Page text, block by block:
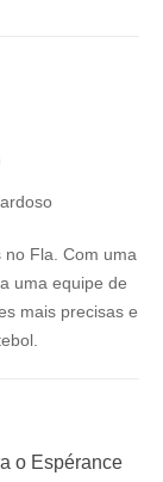
Fla. Com uma
uma equipe de
mais precisas e
o Espérance